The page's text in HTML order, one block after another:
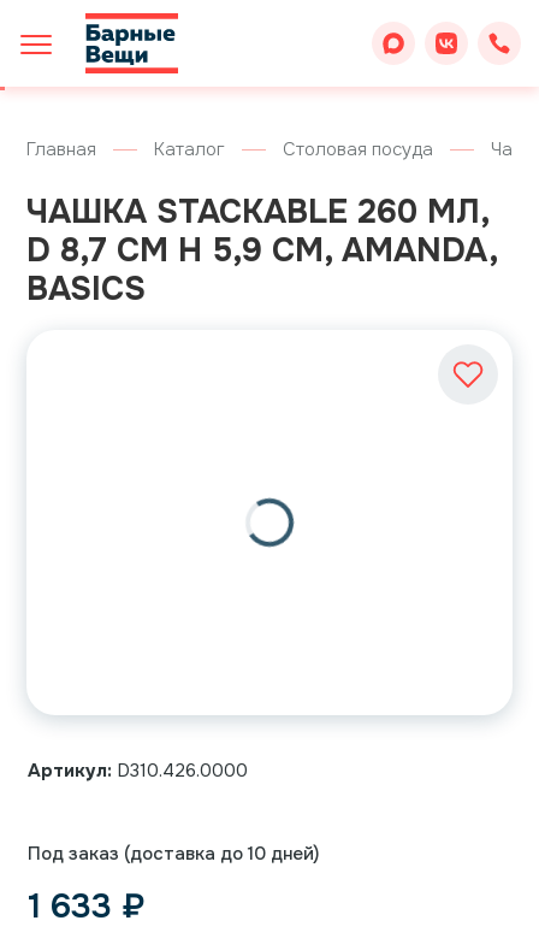
Главная Каталог Столовая посуда
ЧАШКА STACKABLE 260 МЛ,
D 8,7 СМ H 5,9 СМ, AMANDA,
BASICS
Артикул: D310.426.0000
Под заказ (доставка до 10 дней)
1 633 ₽